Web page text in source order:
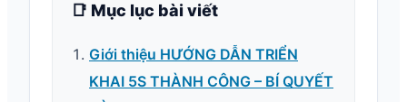
📑 Mục lục bài viết
Giới thiệu HƯỚNG DẪN TRIỂN
KHAI 5S THÀNH CÔNG – BÍ QUYẾT